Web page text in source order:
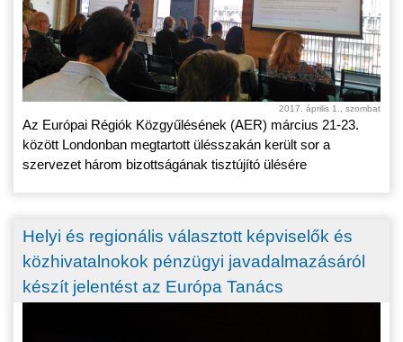
2017. április 1., szombat
Az Európai Régiók Közgyűlésének (AER) március 21-23.
között Londonban megtartott ülésszakán került sor a
szervezet három bizottságának tisztújító ülésére
Helyi és regionális választott képviselők és
közhivatalnokok pénzügyi javadalmazásáról
készít jelentést az Európa Tanács